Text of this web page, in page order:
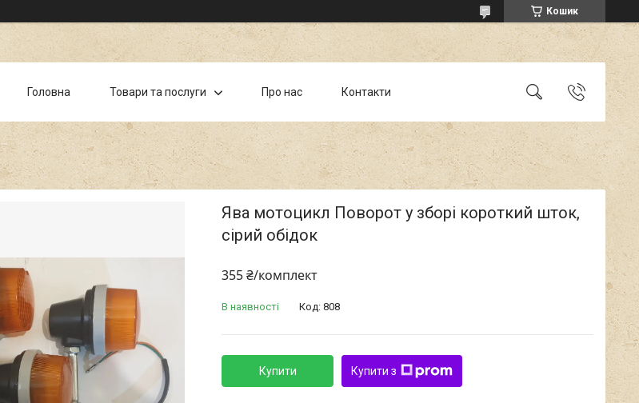
Кошик
Головна Товари та послуги Про нас Контакти
Ява мотоцикл Поворот у зборі короткий шток,
сірий обідок
355 ₴/комплект
В наявності Код: 808
Купити Купити з